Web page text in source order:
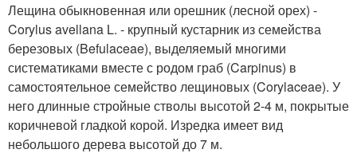
Лещина обыкновенная или орешник (лесной орех) -
Corylus avellana L. - крупный кустарник из семейства
березовых (Befulaceae), выделяемый многими
систематиками вместе с родом граб (Carpinus) в
самостоятельное семейство лещиновых (Corylaceae). У
него длинные стройные стволы высотой 2-4 м, покрытые
коричневой гладкой корой. Изредка имеет вид
небольшого дерева высотой до 7 м.